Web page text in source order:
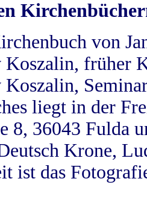
von
Koszalin, früher
Koszalin,
liegt in der
8, 36043 Fulda
Krone,
ist das